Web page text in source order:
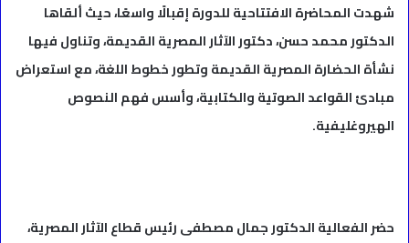
شهدت المحاضرة الافتتاحية للدورة إقبالًا واسعًا، حيث ألقاها
الدكتور محمد حسن، دكتور الآثار المصرية القديمة، وتناول فيها
نشأة الحضارة المصرية القديمة وتطور خطوط اللغة، مع استعراض
مبادئ القواعد الصوتية والكتابية، وأسس فهم النصوص
الهيروغليفية.
حضر الفعالية الدكتور جمال مصطفى رئيس قطاع الآثار المصرية،